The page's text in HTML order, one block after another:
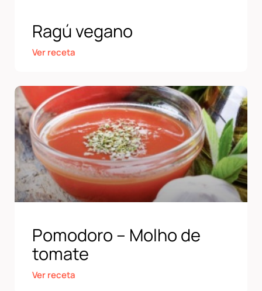
Ragú vegano
Ver receta
Pomodoro – Molho de
tomate
Ver receta